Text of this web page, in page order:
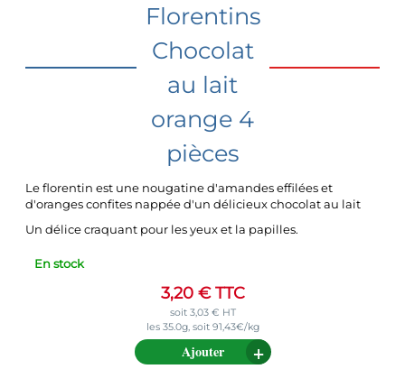
Florentins
Chocolat
au lait
orange 4
pièces
Le florentin est une nougatine d'amandes effilées et
d'oranges confites nappée d'un délicieux chocolat au lait
Un délice craquant pour les yeux et la papilles.
En stock
3,20 €TTC
soit 3,03 € HT
les 35.0g, soit 91,43€/kg
Ajouter